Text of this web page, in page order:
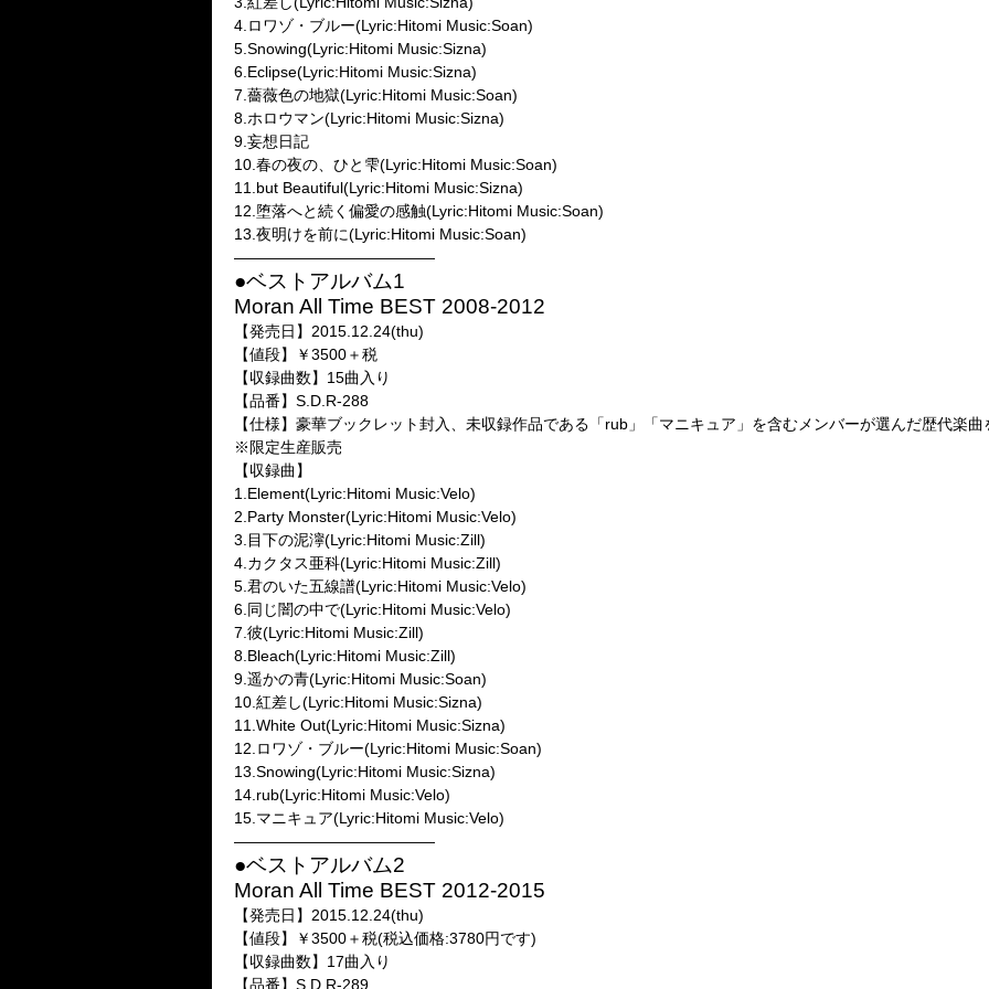
4.ロワゾ・ブルー(Lyric:Hitomi Music:Soan)
5.Snowing(Lyric:Hitomi Music:Sizna)
6.Eclipse(Lyric:Hitomi Music:Sizna)
7.薔薇色の地獄(Lyric:Hitomi Music:Soan)
8.ホロウマン(Lyric:Hitomi Music:Sizna)
9.妄想日記
10.春の夜の、ひと雫(Lyric:Hitomi Music:Soan)
11.but Beautiful(Lyric:Hitomi Music:Sizna)
12.堕落へと続く偏愛の感触(Lyric:Hitomi Music:Soan)
13.夜明けを前に(Lyric:Hitomi Music:Soan)
—————————————
●ベストアルバム1
Moran All Time BEST 2008-2012
【発売日】2015.12.24(thu)
【値段】￥3500＋税
【収録曲数】15曲入り
【品番】S.D.R-288
【仕様】豪華ブックレット封入、未収録作品である「rub」「マニキュア」を含むメンバーが選んだ歴代楽曲
※限定生産販売
【収録曲】
1.Element(Lyric:Hitomi Music:Velo)
2.Party Monster(Lyric:Hitomi Music:Velo)
3.目下の泥濘(Lyric:Hitomi Music:Zill)
4.カクタス亜科(Lyric:Hitomi Music:Zill)
5.君のいた五線譜(Lyric:Hitomi Music:Velo)
6.同じ闇の中で(Lyric:Hitomi Music:Velo)
7.彼(Lyric:Hitomi Music:Zill)
8.Bleach(Lyric:Hitomi Music:Zill)
9.遥かの青(Lyric:Hitomi Music:Soan)
10.紅差し(Lyric:Hitomi Music:Sizna)
11.White Out(Lyric:Hitomi Music:Sizna)
12.ロワゾ・ブルー(Lyric:Hitomi Music:Soan)
13.Snowing(Lyric:Hitomi Music:Sizna)
14.rub(Lyric:Hitomi Music:Velo)
15.マニキュア(Lyric:Hitomi Music:Velo)
—————————————
●ベストアルバム2
Moran All Time BEST 2012-2015
【発売日】2015.12.24(thu)
【値段】￥3500＋税(税込価格:3780円です)
【収録曲数】17曲入り
【品番】S.D.R-289